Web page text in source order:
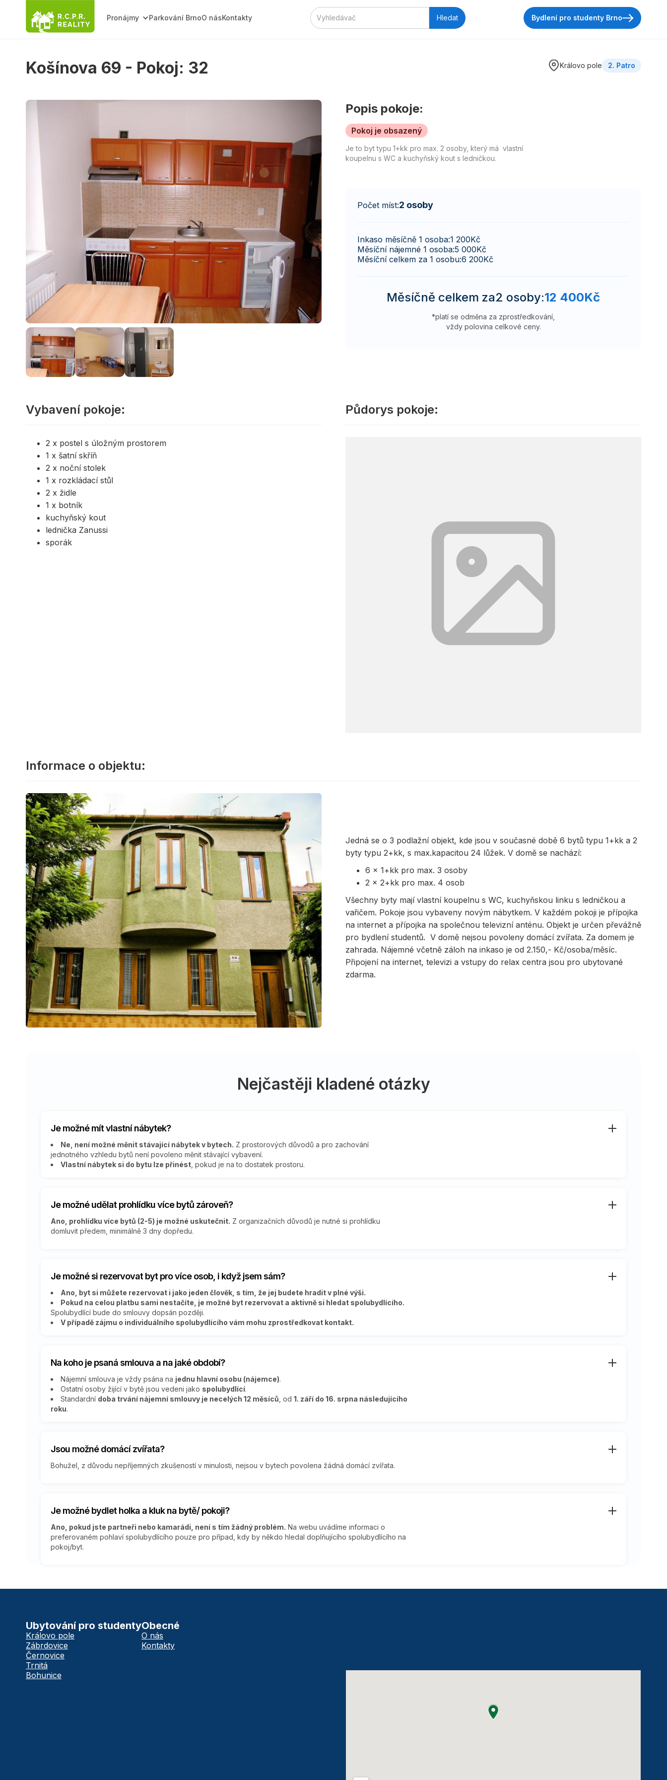
Pronájmy Parkování BrnoO násKontakty Bydlení pro studenty Brno
Košínova 69 - Pokoj: 32 Královo pole 2. Patro
Popis pokoje:
Pokoj je obsazený
Je to byt typu 1+kk pro max. 2 osoby, který má vlastní
koupelnu s WC a kuchyňský kout s ledničkou.
Počet míst:2 osoby
Inkaso měsíčně 1 osoba:1 200Kč
Měsíční nájemné 1 osoba:5 000Kč
Měsíční celkem za 1 osobu:6 200Kč
Měsíčně celkem za2 osoby:12 400Kč
*platí se odměna za zprostředkování,
vždy polovina celkové ceny.
Půdorys pokoje:
Vybavení pokoje:
2 x postel s úložným prostorem
1 x šatní skříň
2 x noční stolek
1 x rozkládací stůl
2 x židle
1 x botník
kuchyňský kout
lednička Zanussi
sporák
Informace o objektu:
Jedná se o 3 podlažní objekt, kde jsou v současné době 6 bytů typu 1+kk a 2
byty typu 2+kk, s max.kapacitou 24 lůžek. V domě se nachází:
6 x 1+kk pro max. 3 osoby
2 x 2+kk pro max. 4 osob
Všechny byty mají vlastní koupelnu s WC, kuchyňskou linku s ledničkou a
vařičem. Pokoje jsou vybaveny novým nábytkem. V každém pokoji je přípojka
na internet a přípojka na společnou televizní anténu. Objekt je určen převážně
pro bydlení studentů. V domě nejsou povoleny domácí zvířata. Za domem je
zahrada. Nájemné včetně záloh na inkaso je od 2.150,- Kč/osoba/měsíc.
Připojení na internet, televizi a vstupy do relax centra jsou pro ubytované
zdarma.
Nejčastěji kladené otázky
Je možné mít vlastní nábytek?
Ne, není možné měnit stávající nábytek v bytech. Z prostorových důvodů a pro zachování
jednotného vzhledu bytů není povoleno měnit stávající vybavení.
Vlastní nábytek si do bytu lze přinést , pokud je na to dostatek prostoru.
Je možné udělat prohlídku více bytů zároveň?
Ano, prohlídku více bytů (2-5) je možné uskutečnit. Z organizačních důvodů je nutné si prohlídku
domluvit předem, minimálně 3 dny dopředu.
Je možné si rezervovat byt pro více osob, i když jsem sám?
Ano, byt si můžete rezervovat i jako jeden člověk, s tím, že jej budete hradit v plné výši.
Pokud na celou platbu sami nestačíte, je možné byt rezervovat a aktivně si hledat spolubydlícího.
Spolubydlící bude do smlouvy dopsán později.
V případě zájmu o individuálního spolubydlícího vám mohu zprostředkovat kontakt.
Na koho je psaná smlouva a na jaké období?
Nájemní smlouva je vždy psána na jednu hlavní osobu (nájemce).
Ostatní osoby žijící v bytě jsou vedeni jako spolubydlící.
Standardní doba trvání nájemní smlouvy je necelých 12 měsíců , od 1. září do 16. srpna následujícího
roku.
Jsou možné domácí zvířata?
Bohužel, z důvodu nepříjemných zkušeností v minulosti, nejsou v bytech povolena žádná domácí zvířata.
Je možné bydlet holka a kluk na bytě/ pokoji?
Ano, pokud jste partneři nebo kamarádi, není s tím žádný problém. Na webu uvádíme informaci o
preferovaném pohlaví spolubydlícího pouze pro případ, kdy by někdo hledal doplňujícího spolubydlícího na
pokoj/byt.
Ubytování pro studenty
Královo pole
Zábrdovice
Černovice
Trnitá
Bohunice
Obecné
O nás
Kontakty